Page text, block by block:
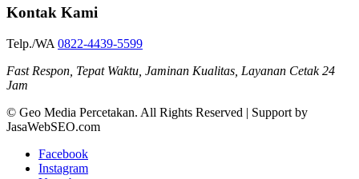
Kontak Kami
Telp./WA 0822-4439-5599
Fast Respon, Tepat Waktu, Jaminan Kualitas, Layanan Cetak 24
Jam
© Geo Media Percetakan. All Rights Reserved | Support by
JasaWebSEO.com
Facebook
Instagram